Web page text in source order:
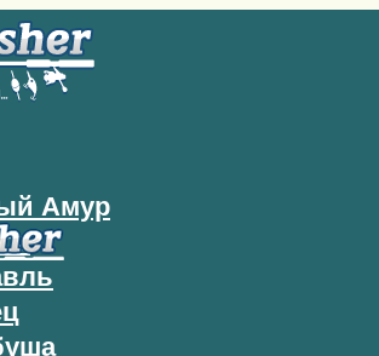
Амур